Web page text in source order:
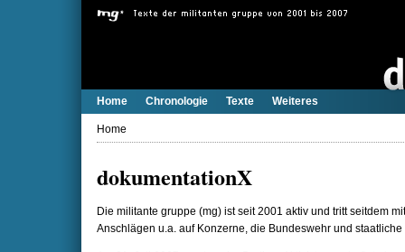
Home Chronologie Texte Weiteres
Home
dokumentationX
Die militante gruppe (mg) ist seit 2001 aktiv und tritt seitdem
Anschlägen u.a. auf Konzerne, die Bundeswehr und